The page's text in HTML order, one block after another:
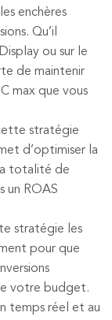
enchères
Qu’il
ou sur le
de maintenir
max que vous
stratégie
d’optimiser la
totalité de
un ROAS
stratégie les
pour que
votre budget.
temps réel et au